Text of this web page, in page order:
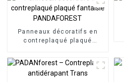
Panneaux décoratifs en
contreplaqué plaqué